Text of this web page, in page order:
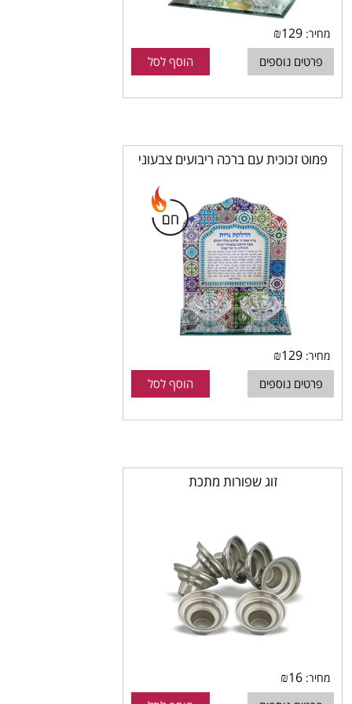
מחיר: ₪129
פרטים נוספים הוסף לסל
פמוט זכוכית עם ברכה ריבועים צבעוני
מחיר: ₪129
פרטים נוספים הוסף לסל
זוג שפורות מתכת
מחיר: ₪16